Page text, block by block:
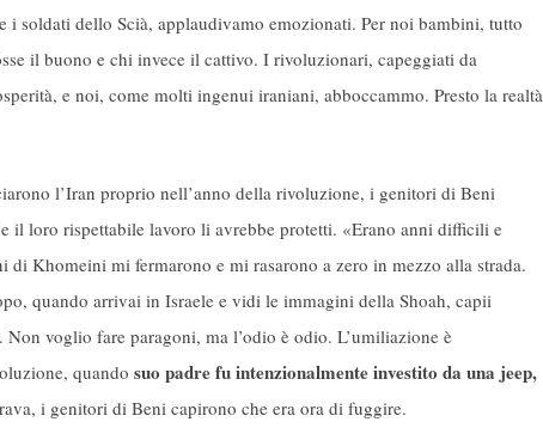
i soldati dello Scià, applaudivamo emozionati. Per noi bambini, tutto
il buono e chi invece il cattivo. I rivoluzionari, capeggiati da
e noi, come molti ingenui iraniani, abboccammo. Presto la realtà
l’Iran proprio nell’anno della rivoluzione, i genitori di Beni
il loro rispettabile lavoro li avrebbe protetti. «Erano anni difficili e
Khomeini mi fermarono e mi rasarono a zero in mezzo alla strada.
quando arrivai in Israele e vidi le immagini della Shoah, capii
voglio fare paragoni, ma l’odio è odio. L’umiliazione è
quando suo padre fu intenzionalmente investito da una jeep,
i genitori di Beni capirono che era ora di fuggire.